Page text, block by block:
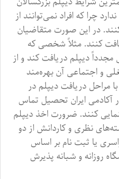
چرا که افراد نمی‌توانند از
در این صورت متقاضیان
کنند. مثلاً شخصی که
مجدداً دیپلم دریافت کند و از
و اجتماعی آن بهره‌مند
مراحل دریافت دیپلم در
آکادمی ایران تحصیل تماس
کنند. ضرورت اخذ دیپلم
نظری و کاردانش از دو
یا ثبت نام بر اساس
روزانه و شبانه پذیرش